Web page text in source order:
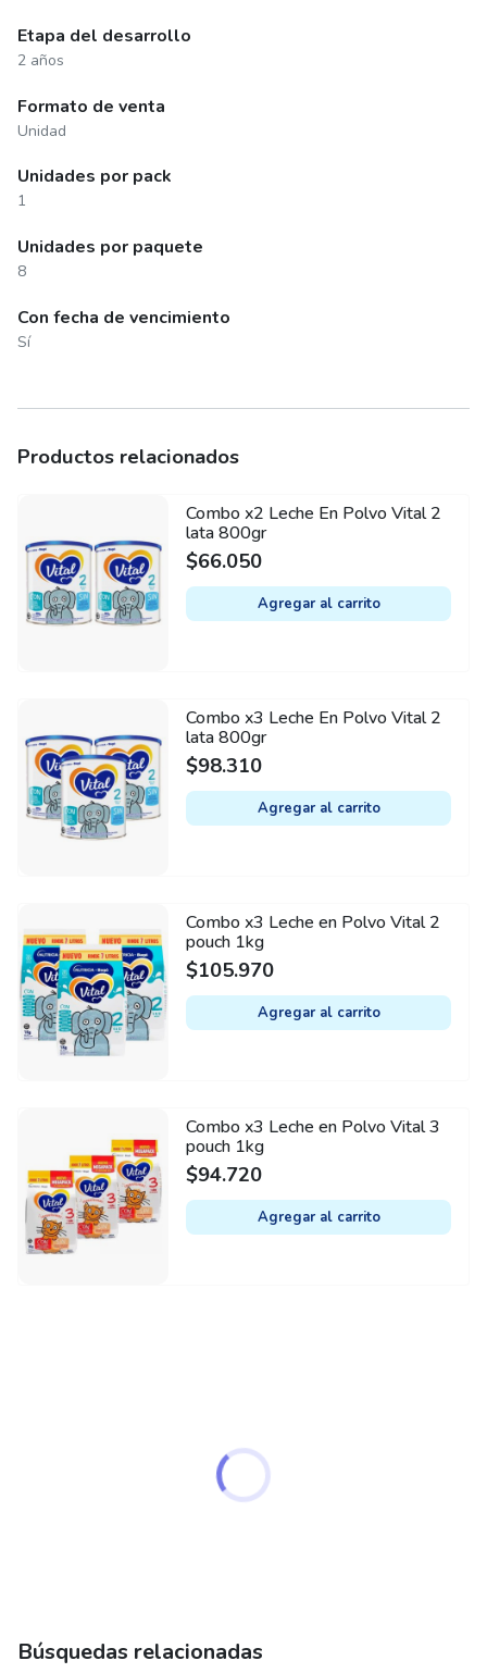
Etapa del desarrollo
2 años
Formato de venta
Unidad
Unidades por pack
1
Unidades por paquete
8
Con fecha de vencimiento
Sí
Productos relacionados
Combo x2 Leche En Polvo Vital 2
lata 800gr
$66.050
Agregar al carrito
Combo x3 Leche En Polvo Vital 2
lata 800gr
$98.310
Agregar al carrito
Combo x3 Leche en Polvo Vital 2
pouch 1kg
$105.970
Agregar al carrito
Combo x3 Leche en Polvo Vital 3
pouch 1kg
$94.720
Agregar al carrito
Búsquedas relacionadas